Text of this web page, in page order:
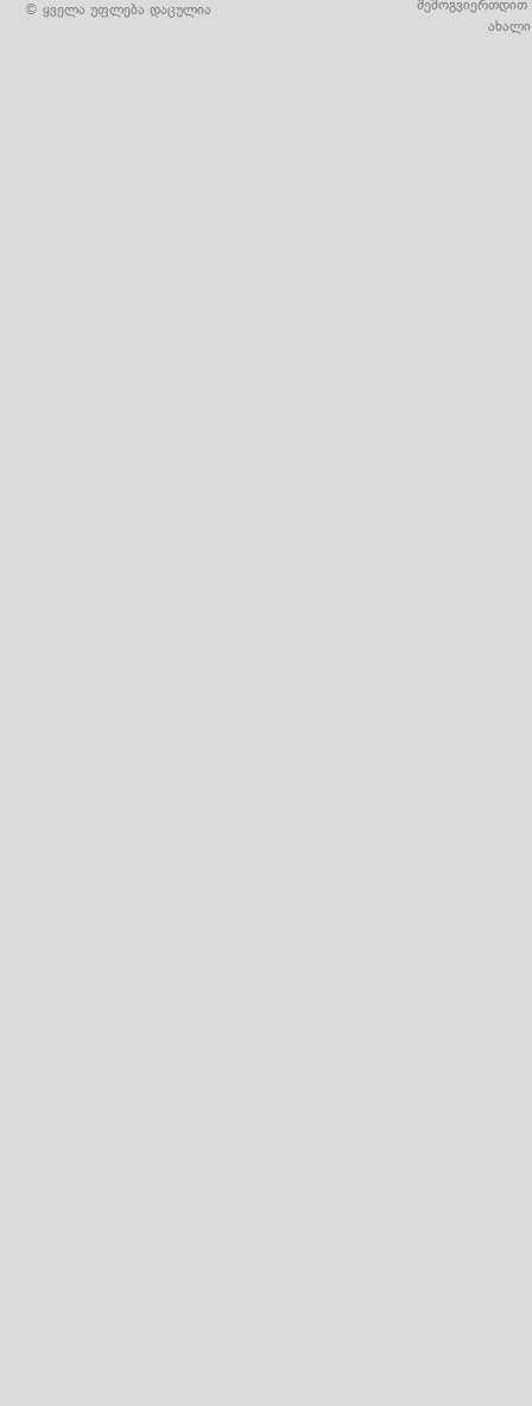
© ყველა უფლება დაცულია
შემოგვიერთდით
ახალი